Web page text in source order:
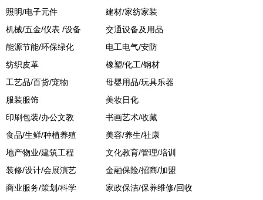
照明/电子元件
建材/家纺家装
机械/五金/仪表 /设备
交通设备及用品
能源节能/环保绿化
电工电气/安防
纺织皮革
橡塑/化工/钢材
工艺品/百货/宠物
母婴用品/玩具乐器
服装服饰
美妆日化
印刷包装/办公文教
书画艺术/收藏
食品/生鲜/种植养殖
美容/养生/社康
地产物业/建筑工程
文化教育/管理/培训
装修/设计/会展演艺
金融保险/招商/加盟
商业服务/策划/科学
家政保洁/保养维修/回收